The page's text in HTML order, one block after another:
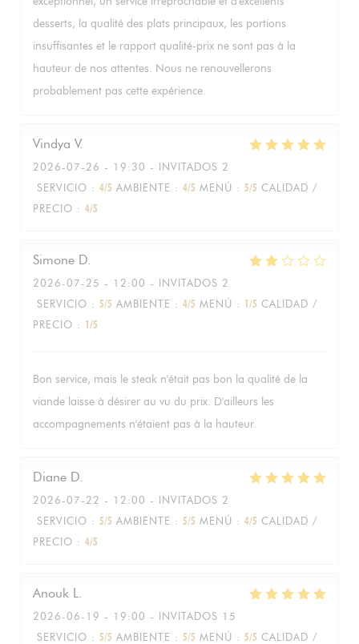
desserts, la qualité des plats principaux, les portions
insuffisantes et le rapport qualité-prix ne sont pas à la
hauteur de nos attentes. Nous ne renouvellerons
probablement pas cette expérience.
Vindya V
2026-07-26 - 19:30 - INVITADOS 2
SERVICIO : 4/5 AMBIENTE : 4/5 MENÚ : 5/5 CALIDAD /
PRECIO : 4/5
Simone D
2026-07-25 - 12:00 - INVITADOS 2
SERVICIO : 5/5 AMBIENTE : 4/5 MENÚ : 1/5 CALIDAD /
PRECIO : 1/5
Bon service, mais le steak n'était pas bon la qualité de la
viande laisse à désirer au vu du prix. D'ailleurs les
accompagnements n'étaient pas à la hauteur.
Diane D
2026-07-22 - 12:00 - INVITADOS 2
SERVICIO : 5/5 AMBIENTE : 5/5 MENÚ : 4/5 CALIDAD /
PRECIO : 4/5
Anouk L
2026-06-19 - 19:00 - INVITADOS 15
SERVICIO : 5/5 AMBIENTE : 5/5 MENÚ : 5/5 CALIDAD /